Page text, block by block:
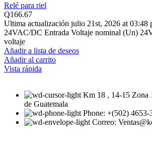
Relé para riel
Q166.67
Ultima actualización julio 21st, 2026 at 03:48
24VAC/DC Entrada Voltaje nominal (Un)
voltaje
Añadir a lista de deseos
Añadir al carrito
Vista rápida
Km 18 , 14-15 Zona
de Guatemala
Phone: +(502) 4653-
Correo: